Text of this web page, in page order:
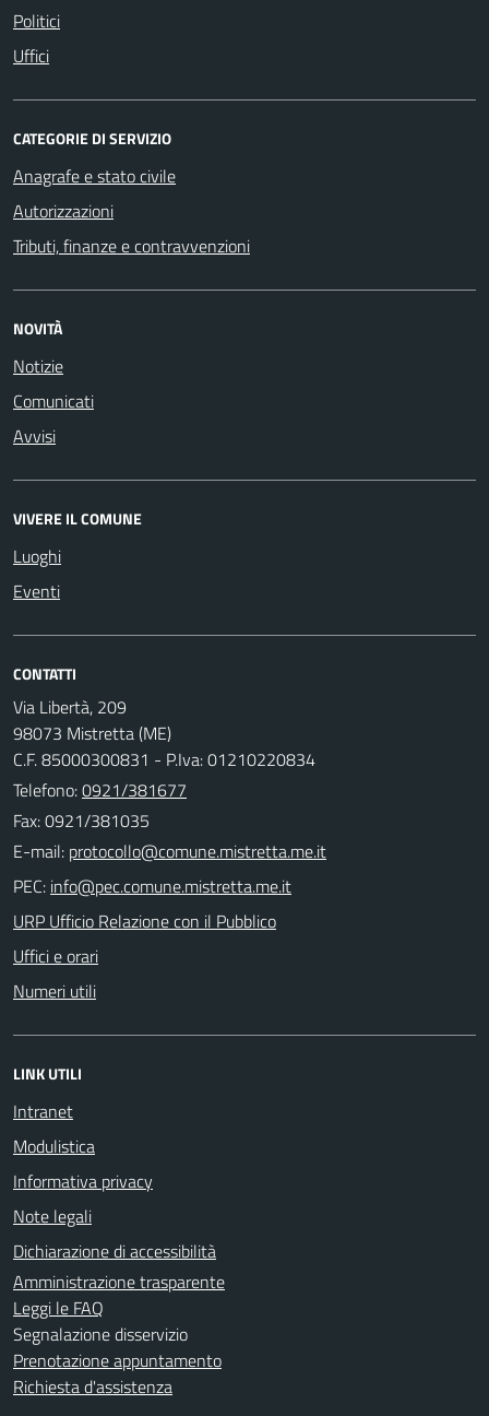
Politici
Uffici
CATEGORIE DI SERVIZIO
Anagrafe e stato civile
Autorizzazioni
Tributi, finanze e contravvenzioni
NOVITÀ
Notizie
Comunicati
Avvisi
VIVERE IL COMUNE
Luoghi
Eventi
CONTATTI
Via Libertà, 209
98073 Mistretta (ME)
C.F. 85000300831 - P.Iva: 01210220834
Telefono:0921/381677
Fax: 0921/381035
E-mail:
PEC:
URP Ufficio Relazione con il Pubblico
Uffici e orari
Numeri utili
LINK UTILI
Intranet
Modulistica
Informativa privacy
Note legali
Dichiarazione di accessibilità
Amministrazione trasparente
Leggi le FAQ
Segnalazione disservizio
Prenotazione appuntamento
Richiesta d'assistenza